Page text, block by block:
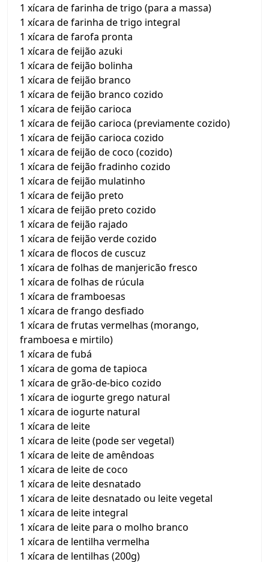
1 xícara de farinha de trigo (para a massa)
1 xícara de farinha de trigo integral
1 xícara de farofa pronta
1 xícara de feijão azuki
1 xícara de feijão bolinha
1 xícara de feijão branco
1 xícara de feijão branco cozido
1 xícara de feijão carioca
1 xícara de feijão carioca (previamente cozido)
1 xícara de feijão carioca cozido
1 xícara de feijão de coco (cozido)
1 xícara de feijão fradinho cozido
1 xícara de feijão mulatinho
1 xícara de feijão preto
1 xícara de feijão preto cozido
1 xícara de feijão rajado
1 xícara de feijão verde cozido
1 xícara de flocos de cuscuz
1 xícara de folhas de manjericão fresco
1 xícara de folhas de rúcula
1 xícara de framboesas
1 xícara de frango desfiado
1 xícara de frutas vermelhas (morango,
framboesa e mirtilo)
1 xícara de fubá
1 xícara de goma de tapioca
1 xícara de grão-de-bico cozido
1 xícara de iogurte grego natural
1 xícara de iogurte natural
1 xícara de leite
1 xícara de leite (pode ser vegetal)
1 xícara de leite de amêndoas
1 xícara de leite de coco
1 xícara de leite desnatado
1 xícara de leite desnatado ou leite vegetal
1 xícara de leite integral
1 xícara de leite para o molho branco
1 xícara de lentilha vermelha
1 xícara de lentilhas (200g)